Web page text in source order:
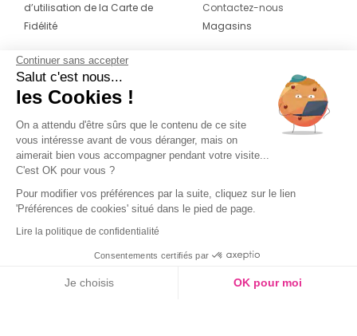
d’utilisation de la Carte de
Fidélité
Contactez-nous
Magasins
CONTACT
04 42 20 78 42
Du lundi au jeudi de 8h30 à 16h30 & le
vendredi de 8h30 à 15h30
Continuer sans accepter
Salut c'est nous...
les Cookies !
On a attendu d'être sûrs que le contenu de ce site
vous intéresse avant de vous déranger, mais on
aimerait bien vous accompagner pendant votre visite...
C'est OK pour vous ?
Pour modifier vos préférences par la suite, cliquez sur le lien
'Préférences de cookies' situé dans le pied de page.
Lire la politique de confidentialité
Consentements certifiés par
Je choisis OK pour moi